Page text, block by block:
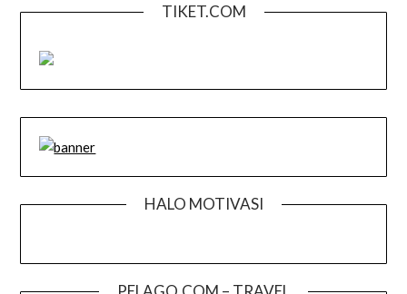
TIKET.COM
HALO MOTIVASI